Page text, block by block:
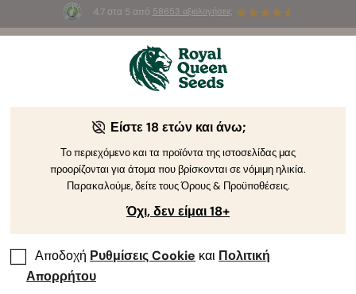
4.7 στα 5 από 58653 αξιολογήσεις
Summer Sales : Έως και -50%
προϊόντα! ⏤
Είστε 18 ετών και άνω;
Το περιεχόμενο και τα προϊόντα της ιστοσελίδας μας
προορίζονται για άτομα που βρίσκονται σε νόμιμη ηλικία.
Παρακαλούμε, δείτε τους Όρους & Προϋποθέσεις.
Όχι, δεν είμαι 18+
Αποδοχή Ρυθμίσεις Cookie και Πολιτική
Απορρήτου